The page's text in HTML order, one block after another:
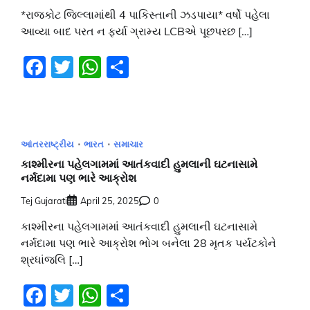
*રાજકોટ જિલ્લામાંથી 4 પાકિસ્તાની ઝડપાયા* વર્ષો પહેલા
આવ્યા બાદ પરત ન ફર્યા ગ્રામ્ય LCBએ પૂછપરછ […]
Facebook
TwitterWhatsApp
આંતરરાષ્ટ્રીય ભારત સમાચાર
કાશ્મીરના પહેલગામમાં આતંકવાદી હુમલાની ઘટનાસામે
નર્મદામા પણ ભારે આક્રોશ
Tej Gujarati April 25, 2025 0
કાશ્મીરના પહેલગામમાં આતંકવાદી હુમલાની ઘટનાસામે
નર્મદામા પણ ભારે આક્રોશ ભોગ બનેલા 28 મૃતક પર્યટકોને
શ્રધાંજલિ […]
Facebook
TwitterWhatsApp